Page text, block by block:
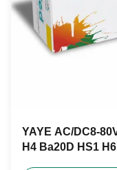
YAYE AC/DC8-
H4 Ba20D HS1